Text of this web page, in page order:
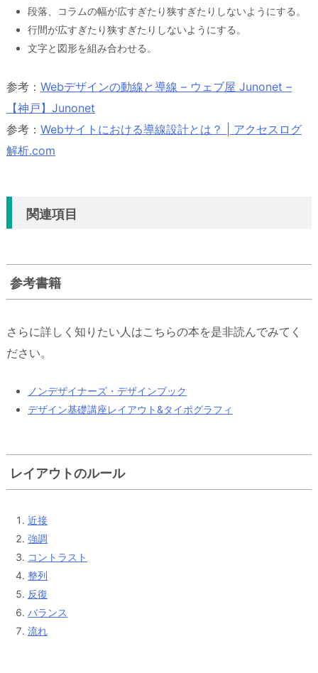
段落、コラムの幅が広すぎたり狭すぎたりしないようにする。
行間が広すぎたり狭すぎたりしないようにする。
文字と図形を組み合わせる。
参考： Webデザインの動線と導線 – ウェブ屋 Junonet –
【神戸】Junonet
参考： Webサイトにおける導線設計とは？ | アクセスログ
解析.com
関連項目
参考書籍
さらに詳しく知りたい人はこちらの本を是非読んでみてく
ださい。
ノンデザイナーズ・デザインブック
デザイン基礎講座レイアウト&タイポグラフィ
レイアウトのルール
近接
強調
コントラスト
整列
反復
バランス
流れ